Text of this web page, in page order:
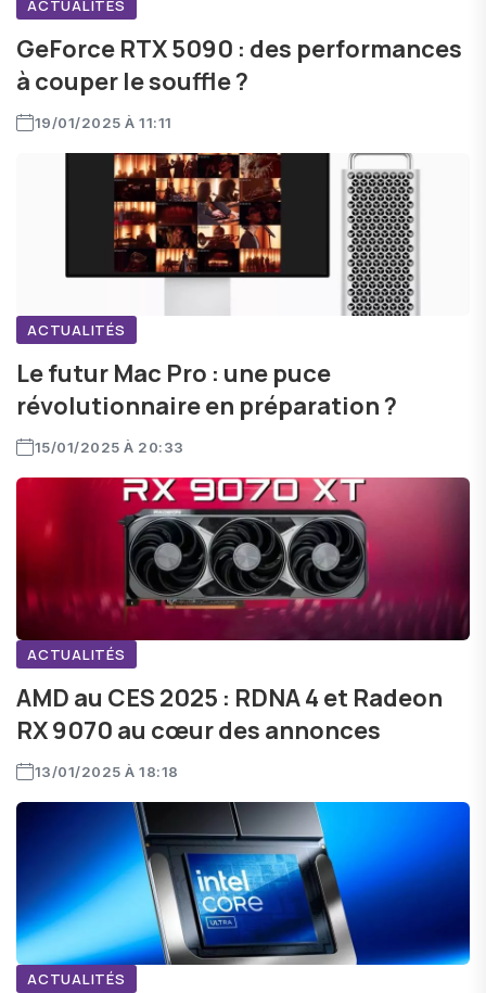
ACTUALITÉS
GeForce RTX 5090 : des performances
à couper le souffle ?
19/01/2025 À 11:11
ACTUALITÉS
Le futur Mac Pro : une puce
révolutionnaire en préparation ?
15/01/2025 À 20:33
ACTUALITÉS
AMD au CES 2025 : RDNA 4 et Radeon
RX 9070 au cœur des annonces
13/01/2025 À 18:18
ACTUALITÉS